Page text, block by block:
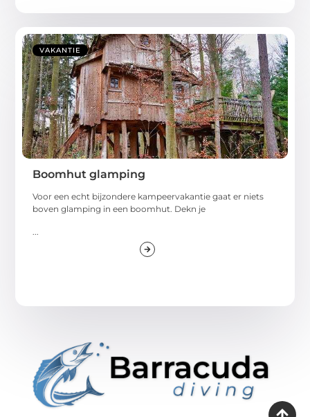
VAKANTIE
Boomhut glamping
Voor een echt bijzondere kampeervakantie gaat er niets
boven glamping in een boomhut. Dekn je